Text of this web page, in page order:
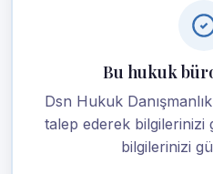
Bu hukuk
Dsn Hukuk
talep ederek bilgilerinizi
bilgilerinizi